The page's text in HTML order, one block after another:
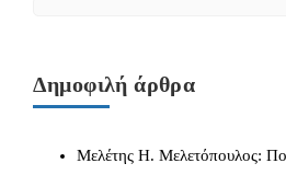
Δημοφιλή άρθρα
Μελέτης Η. Μελετόπουλος: